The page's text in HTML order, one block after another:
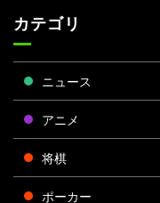
カテゴリ
ニュース
アニメ
将棋
ポーカー